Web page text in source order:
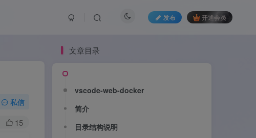
发布 开通会员
私信
15
文章目录
vscode-web-docker
简介
目录结构说明
文章目录
vscode-web-docker
简介
目录结构说明